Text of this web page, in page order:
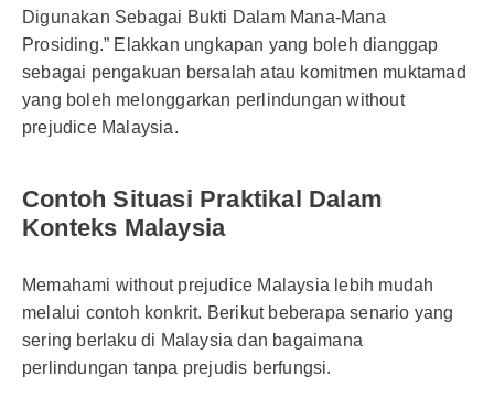
Digunakan Sebagai Bukti Dalam Mana-Mana
Prosiding.” Elakkan ungkapan yang boleh dianggap
sebagai pengakuan bersalah atau komitmen muktamad
yang boleh melonggarkan perlindungan without
prejudice Malaysia.
Contoh Situasi Praktikal Dalam
Konteks Malaysia
Memahami without prejudice Malaysia lebih mudah
melalui contoh konkrit. Berikut beberapa senario yang
sering berlaku di Malaysia dan bagaimana
perlindungan tanpa prejudis berfungsi.